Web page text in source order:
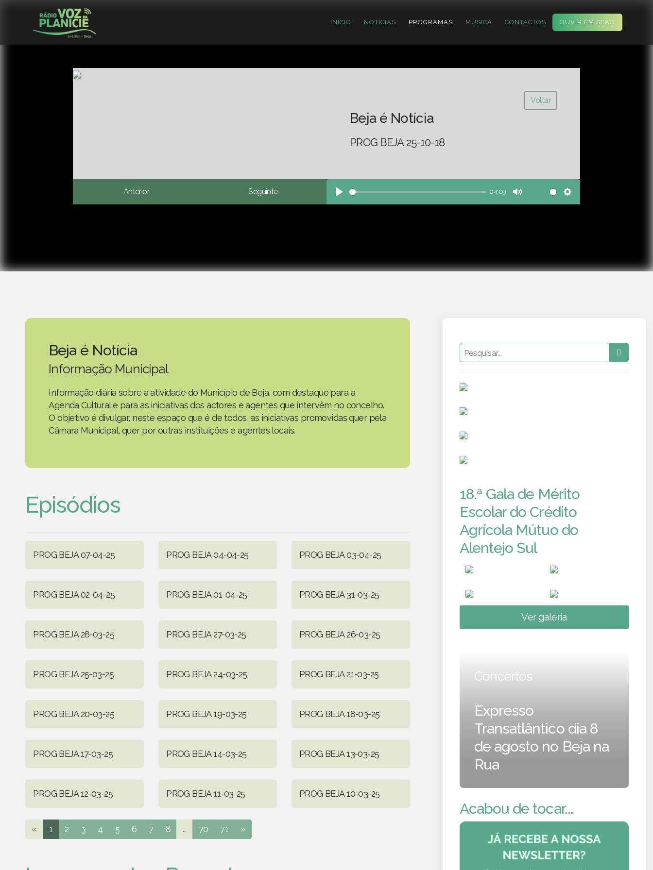
INÍCIO NOTÍCIAS PROGRAMAS MÚSICA CONTACTOS OUVIR EMISSÃO
Voltar
Beja é Notícia
PROG BEJA 25-10-18
Anterior Seguinte
Play
04:09
Mute Settings
Beja é Notícia
Informação Municipal
Informação diária sobre a atividade do Município de Beja, com destaque para a
Agenda Cultural e para as iniciativas dos actores e agentes que intervêm no concelho.
O objetivo é divulgar, neste espaço que é de todos, as iniciativas promovidas quer pela
Câmara Municipal, quer por outras instituições e agentes locais.
Episódios
PROG BEJA 07-04-25 PROG BEJA 04-04-25 PROG BEJA 03-04-25
PROG BEJA 02-04-25 PROG BEJA 01-04-25 PROG BEJA 31-03-25
PROG BEJA 28-03-25 PROG BEJA 27-03-25 PROG BEJA 26-03-25
PROG BEJA 25-03-25 PROG BEJA 24-03-25 PROG BEJA 21-03-25
PROG BEJA 20-03-25 PROG BEJA 19-03-25 PROG BEJA 18-03-25
PROG BEJA 17-03-25 PROG BEJA 14-03-25 PROG BEJA 13-03-25
PROG BEJA 12-03-25 PROG BEJA 11-03-25 PROG BEJA 10-03-25
« 1 2 3 4 5 6 7 8 ... 70 71 »
18.ª Gala de Mérito
Escolar do Crédito
Agrícola Mútuo do
Alentejo Sul
Ver galeria
Concertos
Expresso
Transatlântico dia 8
de agosto no Beja na
Rua
Acabou de tocar...